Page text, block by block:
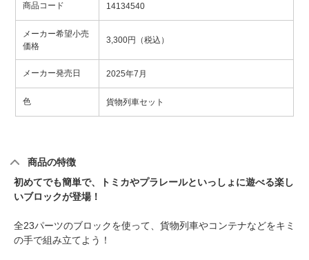
商品コード 14134540
メーカー希望小売
価格
3,300円（税込）
メーカー発売日 2025年7月
色 貨物列車セット
商品の特徴
初めてでも簡単で、トミカやプラレールといっしょに遊べる楽し
いブロックが登場！
全23パーツのブロックを使って、貨物列車やコンテナなどをキミ
の手で組み立てよう！